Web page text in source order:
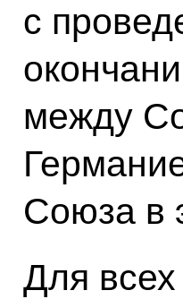
с
между
Союза в
Для всех